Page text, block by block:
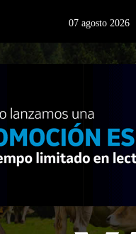
07 agosto 2026